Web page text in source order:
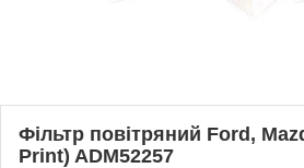
Фільтр повітряний Ford,
Print) ADM52257